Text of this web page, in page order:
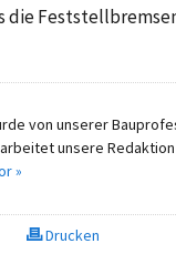
die
von unserer
unsere
»
Drucken